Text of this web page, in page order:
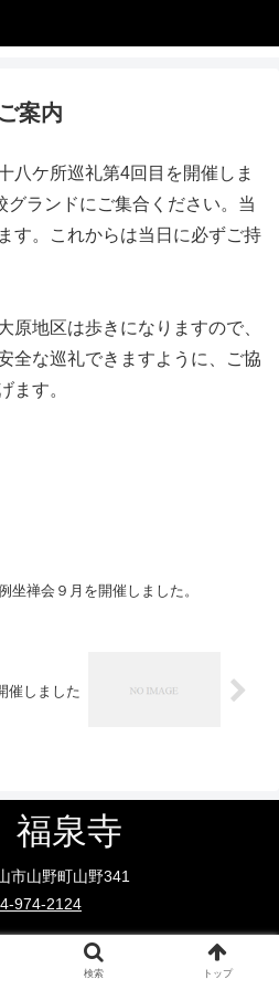
案内
八ケ所巡礼第4回目を開催しま
ランドにご集合ください。当
す。これからは当日に必ずご持
原地区は歩きになりますので、
全な巡礼できますように、ご協
ます。
坐禅会９月を開催しました。
催しました
福泉寺
市山野町山野341
974-2124
検索 トップ